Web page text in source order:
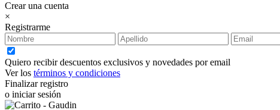
Crear una cuenta
×
Registrarme
Quiero recibir descuentos exclusivos y novedades por email
Ver los términos y condiciones
Finalizar registro
o iniciar sesión